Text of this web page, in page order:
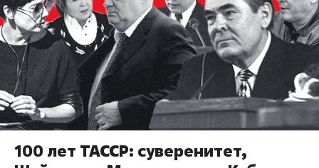
100 лет ТАССР: суверенитет,